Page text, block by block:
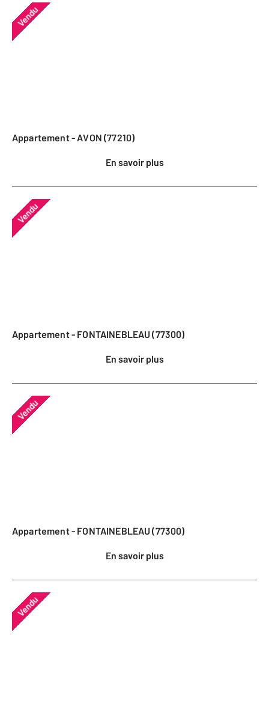
Vendu
Appartement - AVON (77210)
En savoir plus
Vendu
Appartement - FONTAINEBLEAU (77300)
En savoir plus
Vendu
Appartement - FONTAINEBLEAU (77300)
En savoir plus
Vendu